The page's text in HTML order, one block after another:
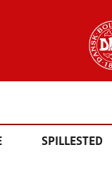
SPILLESTED